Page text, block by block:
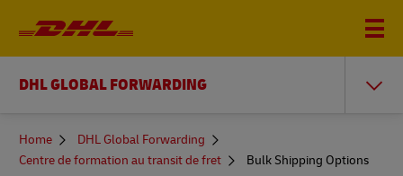
DHL GLOBAL FORWARDING
You
here
Home
DHL Global Forwarding
Centre de formation au transit de fret
Bulk Shipping Options